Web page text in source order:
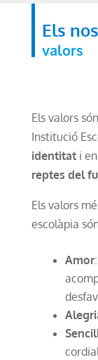
Els
valors
Els valors
Institució
identitati
reptes del
Els valors
escolàpia
Amor